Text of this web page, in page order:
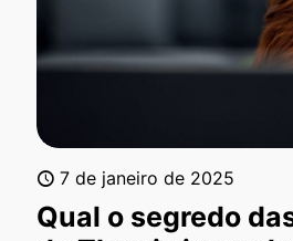
7 de janeiro de 2025
Qual o segredo